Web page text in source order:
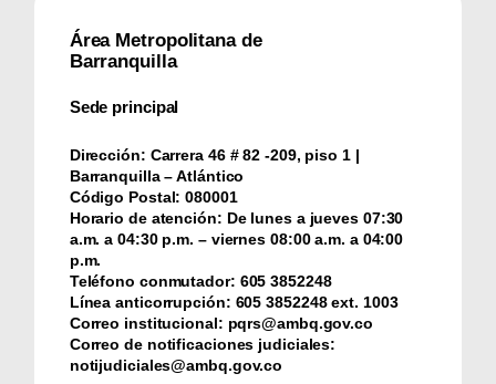
Área Metropolitana de
Barranquilla
Sede principal
Dirección: Carrera 46 # 82 -209, piso 1 |
Barranquilla – Atlántico
Código Postal: 080001
Horario de atención: De lunes a jueves 07:30
a.m. a 04:30 p.m. – viernes 08:00 a.m. a 04:00
p.m.
Teléfono conmutador: ‪605 3852248
Línea anticorrupción: ‪605 3852248 ext. 1003
Correo institucional: pqrs@ambq.gov.co
Correo de notificaciones judiciales:
notijudiciales@ambq.gov.co